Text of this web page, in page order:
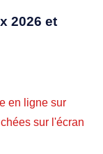
2026 et